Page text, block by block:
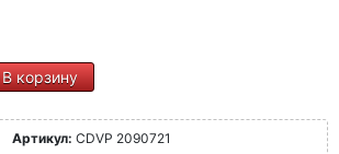
В корзину
Артикул: CDVP 2090721